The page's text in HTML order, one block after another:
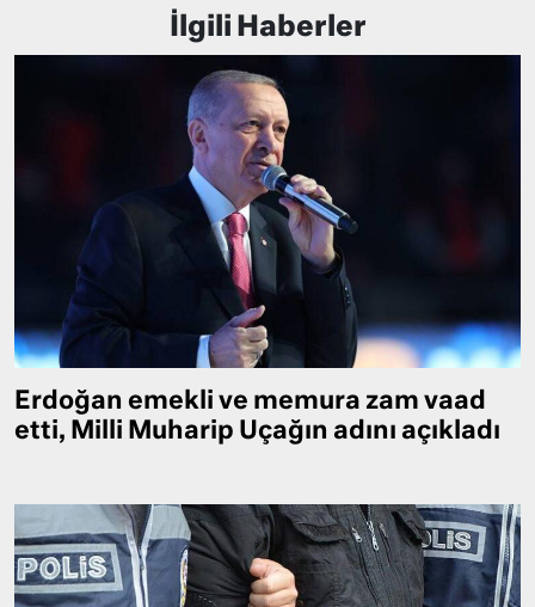
İlgili Haberler
Erdoğan emekli ve memura zam vaad
etti, Milli Muharip Uçağın adını açıkladı